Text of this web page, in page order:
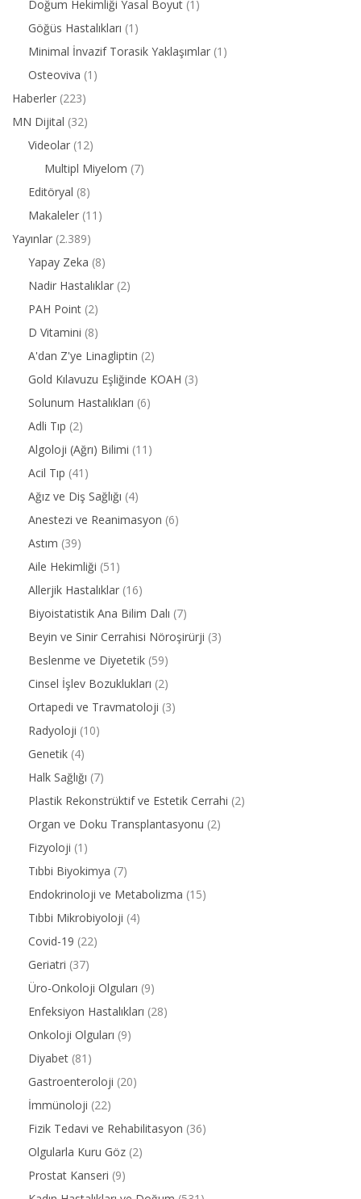
Doğum Hekimliği Yasal Boyut (1)
Göğüs Hastalıkları (1)
Minimal İnvazif Torasik Yaklaşımlar (1)
Osteoviva (1)
Haberler (223)
MN Dijital (32)
Videolar (12)
Multipl Miyelom (7)
Editöryal (8)
Makaleler (11)
Yayınlar (2.389)
Yapay Zeka (8)
Nadir Hastalıklar (2)
PAH Point (2)
D Vitamini (8)
A'dan Z'ye Linagliptin (2)
Gold Kılavuzu Eşliğinde KOAH (3)
Solunum Hastalıkları (6)
Adli Tıp (2)
Algoloji (Ağrı) Bilimi (11)
Acil Tıp (41)
Ağız ve Diş Sağlığı (4)
Anestezi ve Reanimasyon (6)
Astım (39)
Aile Hekimliği (51)
Allerjik Hastalıklar (16)
Biyoistatistik Ana Bilim Dalı (7)
Beyin ve Sinir Cerrahisi Nöroşirürji (3)
Beslenme ve Diyetetik (59)
Cinsel İşlev Bozuklukları (2)
Ortapedi ve Travmatoloji (3)
Radyoloji (10)
Genetik (4)
Halk Sağlığı (7)
Plastik Rekonstrüktif ve Estetik Cerrahi (2)
Organ ve Doku Transplantasyonu (2)
Fizyoloji (1)
Tıbbi Biyokimya (7)
Endokrinoloji ve Metabolizma (15)
Tıbbi Mikrobiyoloji (4)
Covid-19 (22)
Geriatri (37)
Üro-Onkoloji Olguları (9)
Enfeksiyon Hastalıkları (28)
Onkoloji Olguları (9)
Diyabet (81)
Gastroenteroloji (20)
İmmünoloji (22)
Fizik Tedavi ve Rehabilitasyon (36)
Olgularla Kuru Göz (2)
Prostat Kanseri (9)